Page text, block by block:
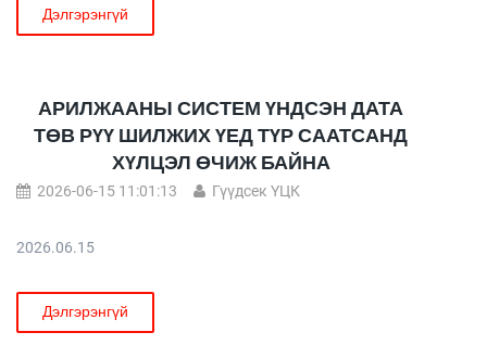
Дэлгэрэнгүй
АРИЛЖААНЫ СИСТЕМ ҮНДСЭН ДАТА
ТӨВ РҮҮ ШИЛЖИХ ҮЕД ТҮР СААТСАНД
ХҮЛЦЭЛ ӨЧИЖ БАЙНА
2026-06-15 11:01:13 Гүүдсек ҮЦК
2026.06.15
Дэлгэрэнгүй